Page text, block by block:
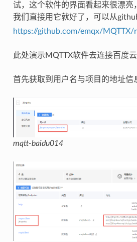
试，这个软件的界面看起来很漂亮
我们直接用它就好了，可以从
https://github.com/emqx/MQTTX/
此处演示MQTTX软件去连接百度云
首先获取到用户名与项目的地址信
mqtt-baidu014